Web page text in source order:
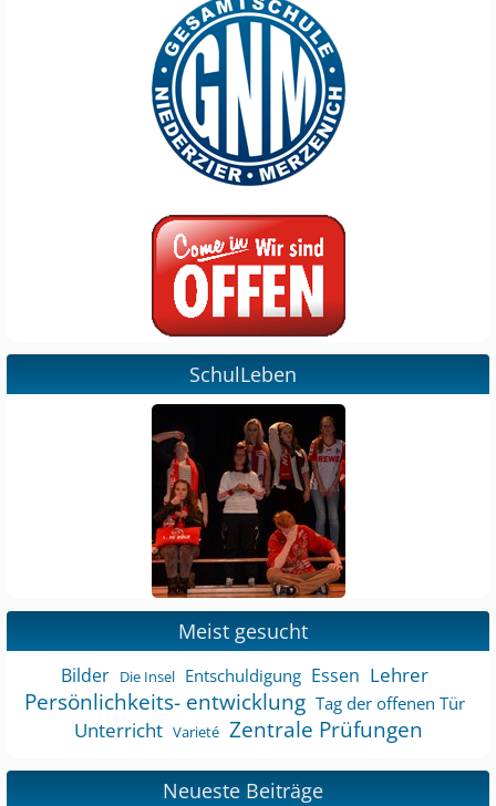
SchulLeben
Meist gesucht
Bilder Die Insel Entschuldigung Essen Lehrer
Persönlichkeits- entwicklung Tag der offenen Tür
Unterricht Varieté Zentrale Prüfungen
Neueste Beiträge